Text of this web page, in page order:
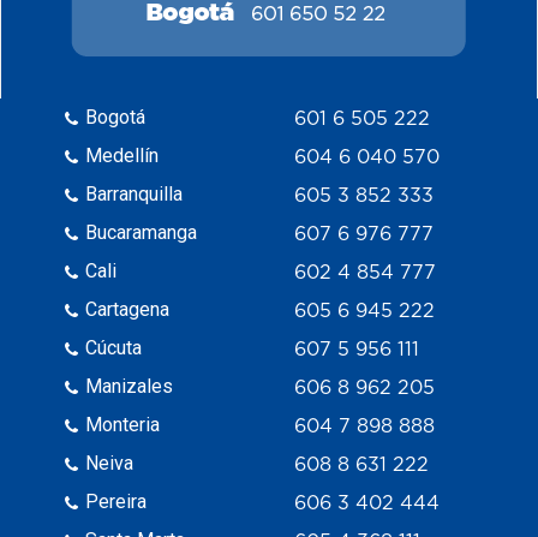
Bogotá
Medellín
Barranquilla
Bucaramanga
Cali
Cartagena
Cúcuta
Manizales
Monteria
Neiva
Pereira
601 6 505 222
604 6 040 570
605 3 852 333
607 6 976 777
602 4 854 777
605 6 945 222
607 5 956 111
606 8 962 205
604 7 898 888
608 8 631 222
606 3 402 444